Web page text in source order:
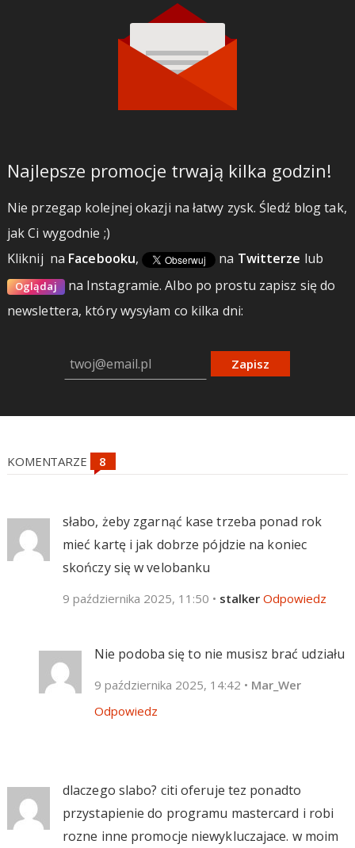
Najlepsze promocje trwają kilka godzin!
Nie przegap kolejnej okazji na łatwy zysk. Śledź blog tak,
jak Ci wygodnie ;)
Kliknij na Facebooku, na Twitterze lub
Oglądaj na Instagramie.Albo po prostu zapisz się do
newslettera, który wysyłam co kilka dni:
Zapisz
KOMENTARZE
słabo, żeby zgarnąć kase trzeba ponad rok
mieć kartę i jak dobrze pójdzie na koniec
skończy się w velobanku
9 października 2025, 11:50 • stalker Odpowiedz
Nie podoba się to nie musisz brać udziału
9 października 2025, 14:42 • Mar_Wer
Odpowiedz
dlaczego slabo? citi oferuje tez ponadto
przystapienie do programu mastercard i robi
rozne inne promocje niewykluczajace. w moim